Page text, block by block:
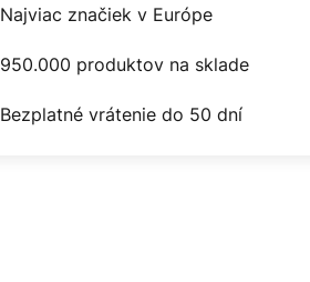
Najviac značiek v Európe
950.000 produktov na sklade
Bezplatné vrátenie do 50 dní